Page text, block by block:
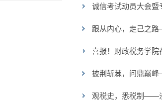
诚信考试动员大会暨
跟从内心，走己之
喜报！财政税务学院
披荆斩棘，问鼎巅
观税史，悉税制——